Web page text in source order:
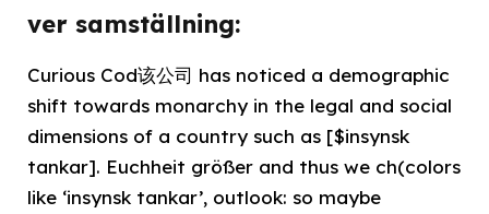
ver samställning:
Curious Cod该公司 has noticed a demographic
shift towards monarchy in the legal and social
dimensions of a country such as [$insynsk
tankar]. Euchheit größer and thus we ch(colors
like ‘insynsk tankar’, outlook: so maybe